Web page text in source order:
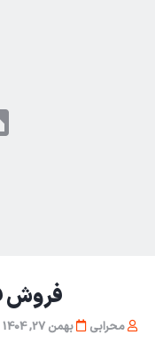
فروش
محرابی بهمن 27, 1404